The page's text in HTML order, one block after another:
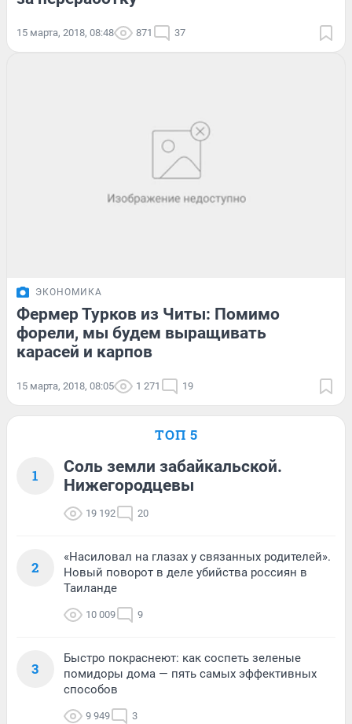
15 марта, 2018, 08:48 871 37
ЭКОНОМИКА
Фермер Турков из Читы: Помимо
форели, мы будем выращивать
карасей и карпов
15 марта, 2018, 08:05 1 271 19
ТОП 5
1
Соль земли забайкальской.
Нижегородцевы
19 192 20
2
«Насиловал на глазах у связанных родителей».
Новый поворот в деле убийства россиян в
Таиланде
10 009 9
3
Быстро покраснеют: как соспеть зеленые
помидоры дома — пять самых эффективных
способов
9 949 3